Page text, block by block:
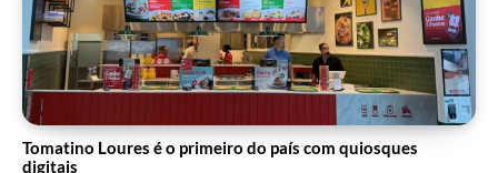
Tomatino Loures é o primeiro do país com quiosques
digitais